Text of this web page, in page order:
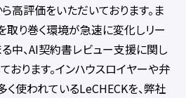
高評価をいただいております。ま
取り巻く環境が急速に変化しリー
中、AI契約書レビュー支援に関し
おります。インハウスロイヤーや弁
使われているLeCHECKを、弊社